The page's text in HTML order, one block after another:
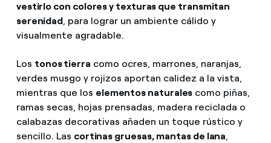
vestirlo con colores y texturas que transmitan
serenidad, para lograr un ambiente cálido y
visualmente agradable.
Los tonos tierra como ocres, marrones, naranjas,
verdes musgo y rojizos aportan calidez a la vista,
mientras que los elementos naturales como piñas,
ramas secas, hojas prensadas, madera reciclada o
calabazas decorativas añaden un toque rústico y
sencillo. Las cortinas gruesas, mantas de lana,